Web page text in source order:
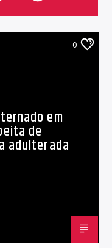
0
em
de
adulterada